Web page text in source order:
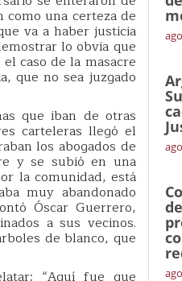
como una certeza de
va a haber justicia
lo obvia que
caso de la masacre
que no sea juzgado
que iban de otras
carteleras llegó el
los abogados de
y se subió en una
la comunidad, está
muy abandonado
Óscar Guerrero,
a sus vecinos.
de blanco, que